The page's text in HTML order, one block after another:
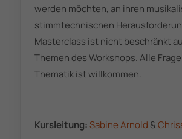
werden möchten, an ihren
stimmtechnischen
Masterclass ist nicht beschränkt
Themen des Workshops. Alle
Thematik ist willkommen.
Kursleitung:Sabine Arnold &